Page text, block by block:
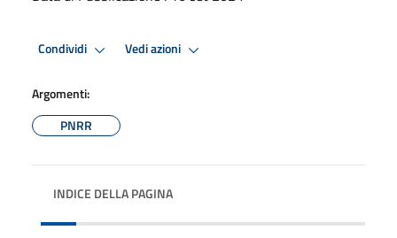
Condividi Vedi azioni
Argomenti:
PNRR
INDICE DELLA PAGINA